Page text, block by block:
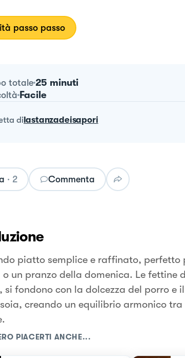
passo passo
totale 25 minuti
Facile
dilastanzadeisapori
· 2 Commenta
piatto semplice e raffinato, perfetto
un pranzo della domenica. Le fettine
si fondono con la dolcezza del porro e
creando un equilibrio armonico
PIACERTI ANCHE...